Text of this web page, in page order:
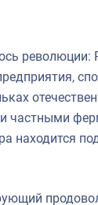
революции:
частными
находится